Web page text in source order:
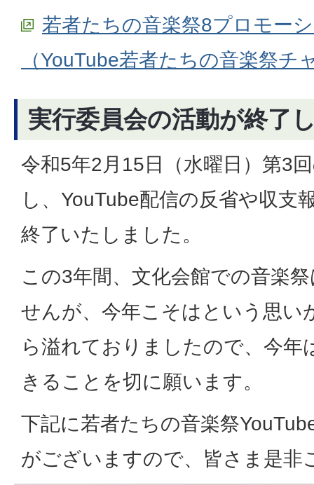
若者たちの音楽祭8プロモー
（YouTube若者たちの音楽祭チ
実行委員会の活動が終了
令和5年2月15日（水曜日）第3
し、YouTube配信の反省や収支
終了いたしました。
この3年間、文化会館での音楽
せんが、今年こそはという思い
ら溢れておりましたので、今年
きることを切に願います。
下記に若者たちの音楽祭
がございますので、皆さま是非